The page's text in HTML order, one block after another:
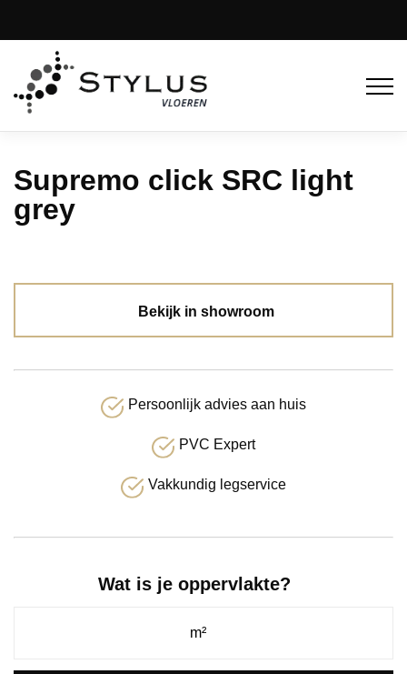
Supremo click SRC light
grey
Bekijk in showroom
Persoonlijk advies aan huis
PVC Expert
Vakkundig legservice
Wat is je oppervlakte?